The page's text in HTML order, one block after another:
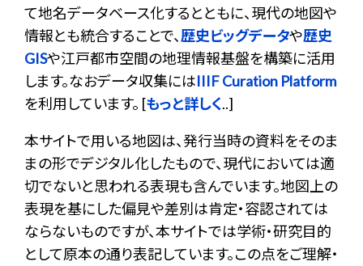
て地名データベース化するとともに、現代の地図や
情報とも統合することで、歴史ビッグデータや歴史
GISや江戸都市空間の地理情報基盤を構築に活用
します。なおデータ収集にはIIIF Curation Platform
を利用しています。 [もっと詳しく..]
本サイトで用いる地図は、発行当時の資料をそのま
まの形でデジタル化したもので、現代においては適
切でないと思われる表現も含んでいます。地図上の
表現を基にした偏見や差別は肯定・容認されては
ならないものですが、本サイトでは学術・研究目的
として原本の通り表記しています。この点をご理解・